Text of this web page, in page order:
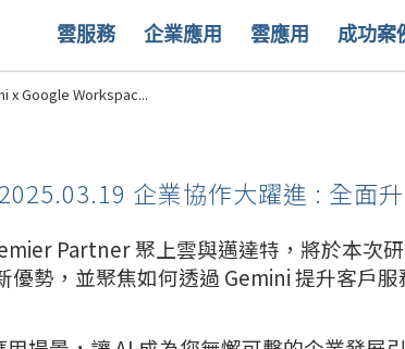
雲服務 企業應用 雲應用 成功案
x Google Workspac...
企業協作大躍進 : 全面
Partner 聚上雲與邁達特，將於本次
優勢，並聚焦如何透過 Gemini 提升客戶